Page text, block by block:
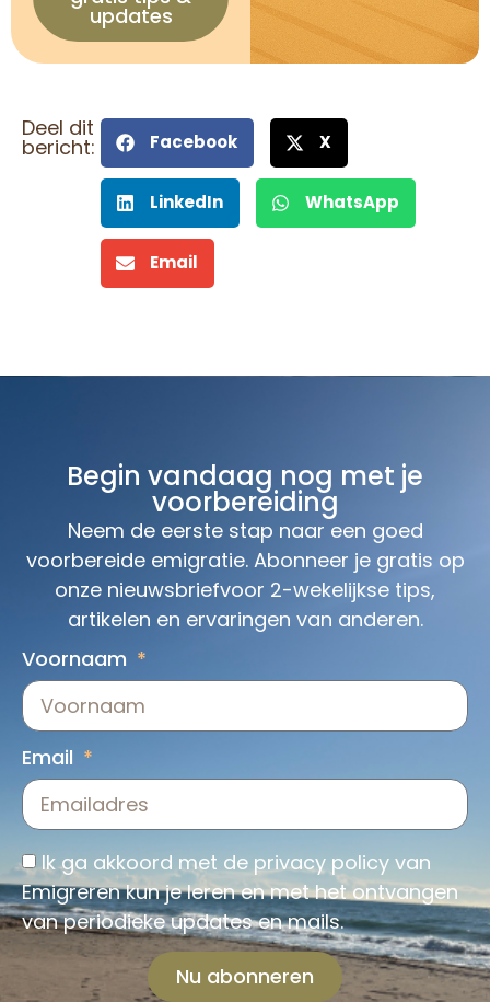
updates
Deel dit
bericht: Facebook X
LinkedIn WhatsApp
Email
Begin vandaag nog met je
voorbereiding
Neem de eerste stap naar een goed
voorbereide emigratie. Abonneer je gratis op
onze nieuwsbriefvoor 2-wekelijkse tips,
artikelen en ervaringen van anderen.
Voornaam
Email
Ik ga akkoord met deprivacy policy van
Emigreren kun je leren en met het ontvangen
van periodieke updates en mails.
Nu abonneren